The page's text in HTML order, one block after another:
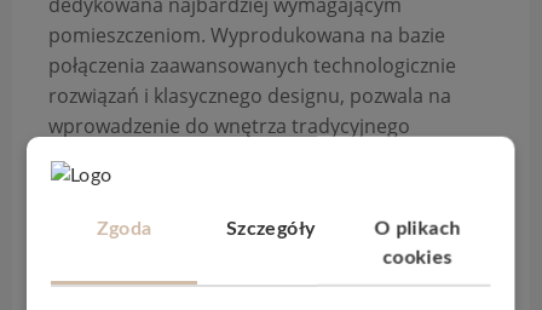
pomieszczeniom. Wyprodukowana na bazie
połączenia zaawansowanych technologicznie
rozwiązań i klasycznego designu, pozwala na
wprowadzenie do wnętrza tradycyjnego
wzornictwa, bez rezygnacji z funkcjonalnych
udogodnień.
HydroClick to panelewodoodporne– ażdo 100
. Dzięki temu idealnie
sprawdzają się w pomieszczeniach narażonych
Zgoda Szczegóły
O plikach
cookies